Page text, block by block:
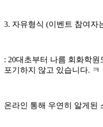
3. 자유형식 (이벤트 참여자
: 20대초부터 나름 회화학
포기하지 않고 있습니다. ㅋ
온라인 통해 우연히 알게된